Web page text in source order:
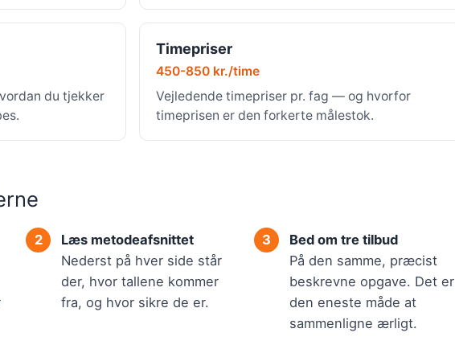
du tjekker
Timepriser
450-850 kr./time
Vejledende timepriser pr. fag — og hvorfor
timeprisen er den forkerte målestok.
Læs metodeafsnittet
Nederst på hver side står
der, hvor tallene kommer
fra, og hvor sikre de er.
Bed om tre tilbud
På den samme, præcist
beskrevne opgave. Det er
den eneste måde at
sammenligne ærligt.